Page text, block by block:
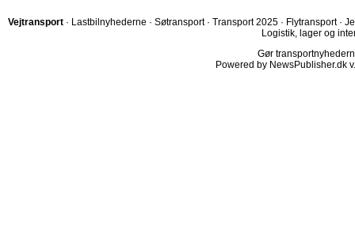
Vejtransport · Lastbilnyhederne · Søtransport · Transport 2025 · Flytransport ·
Logistik, lager og
Gør
Powered by NewsPublisher.dk